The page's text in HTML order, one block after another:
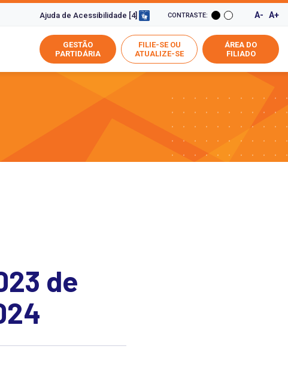
Ajuda de Acessibilidade [4] CONTRASTE: A- A+
GESTÃO
PARTIDÁRIA
FILIE-SE OU
ATUALIZE-SE
ÁREA DO
FILIADO
de